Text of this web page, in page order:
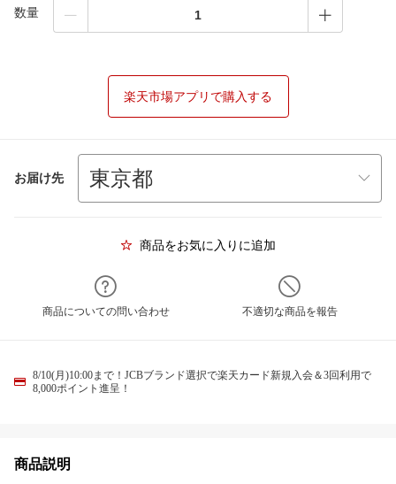
数量
楽天市場アプリで購入する
お届け先
商品をお気に入りに追加
商品についての問い合わせ 不適切な商品を報告
8/10(月)10:00まで！JCBブランド選択で楽天カード新規入会＆3回利用で
8,000ポイント進呈！
商品説明